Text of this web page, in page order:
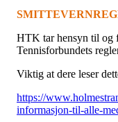
HTK tar hensyn til og
Tennisforbundets
Viktig at dere leser
https://
informasjon-til-alle-